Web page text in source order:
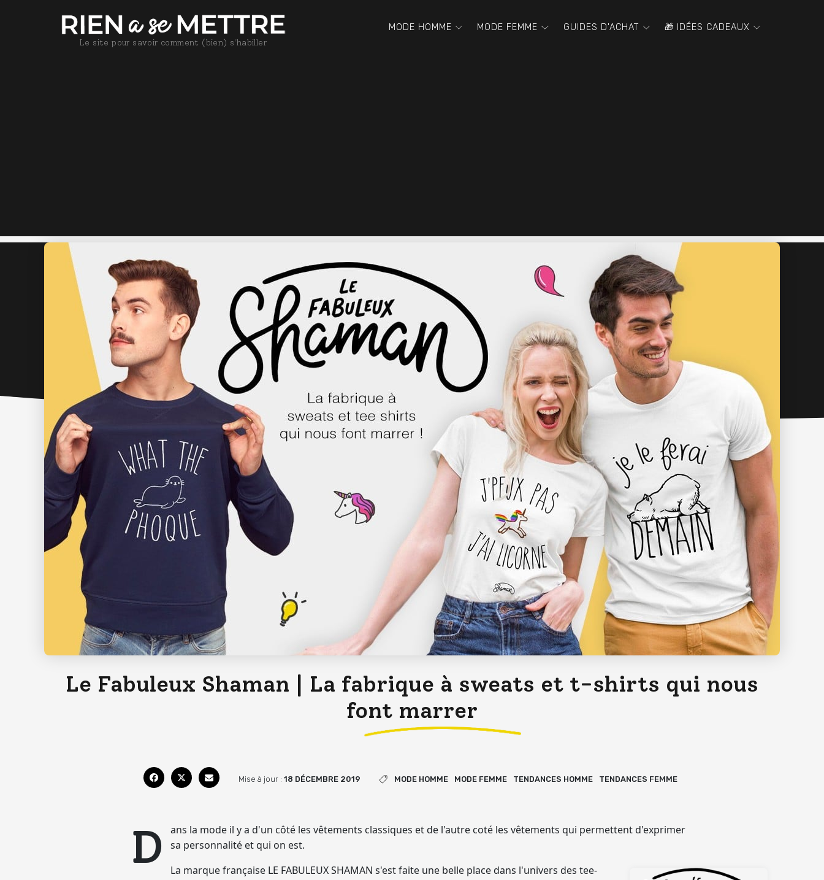
Le site pour savoir comment (bien) s'habiller
MODE HOMME MODE FEMME GUIDES D'ACHAT 🎁 IDÉES CADEAUX
Le Fabuleux Shaman | La fabrique à sweats et t-shirts qui nous
font marrer
Mise à jour : 18 DÉCEMBRE 2019 MODE HOMME MODE FEMME TENDANCES HOMME TENDANCES FEMME
D
ans la mode il y a d'un côté les vêtements classiques et de l'autre coté les vêtements qui permettent d'exprimer
sa personnalité et qui on est.
La marque française LE FABULEUX SHAMAN s'est faite une belle place dans l'univers des tee-